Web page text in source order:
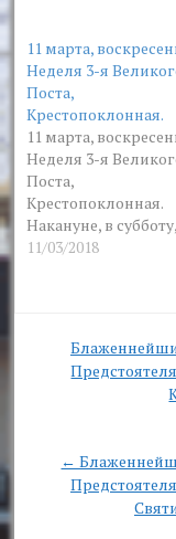
всенощное бдение
чином выноса
и Животворящего
Креста Господня,
вознесены были
молитвы сорока
римским воинам,
320-го года
смерть у
озера, подвиг
11 марта,
Неделя 3-я
Поста,
Крестопоклонная.
11 марта,
Неделя 3-я
Поста,
Крестопоклонная.
Накануне, в
вечернем
возглавил
Свято-Покровского
мужского
11/03/2018
navigation
←